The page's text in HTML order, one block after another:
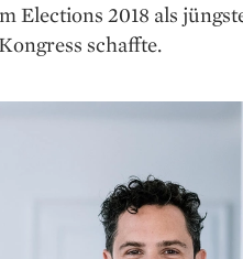
Elections 2018 als
schaffte.